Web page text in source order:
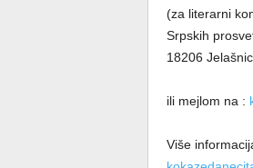
(za literarni
Srpskih
18206
ili mejlom na :
Više